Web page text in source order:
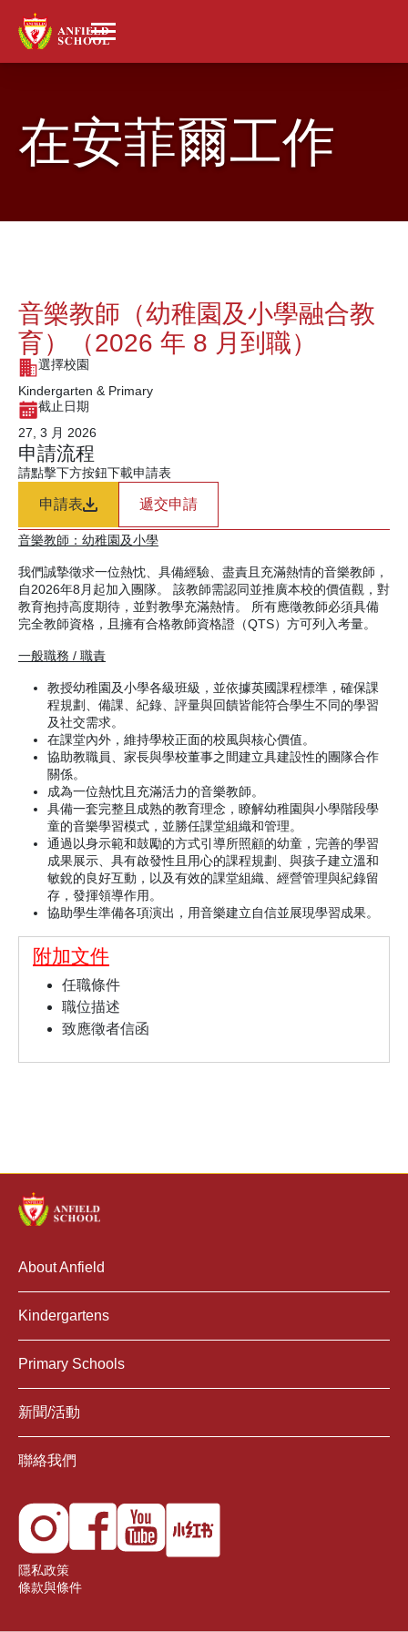
在安菲爾工作
音樂教師（幼稚園及小學融合教
育）（2026 年 8 月到職）
選擇校園
Kindergarten & Primary
截止日期
27, 3 月 2026
申請流程
請點擊下方按鈕下載申請表
申請表 遞交申請
音樂教師：幼稚園及小學
我們誠摯徵求一位熱忱、具備經驗、盡責且充滿熱情的音樂教師，
自2026年8月起加入團隊。 該教師需認同並推廣本校的價值觀，對
教育抱持高度期待，並對教學充滿熱情。 所有應徵教師必須具備
完全教師資格，且擁有合格教師資格證（QTS）方可列入考量。
一般職務 / 職責
教授幼稚園及小學各級班級，並依據英國課程標準，確保課
程規劃、備課、紀錄、評量與回饋皆能符合學生不同的學習
及社交需求。
在課堂內外，維持學校正面的校風與核心價值。
協助教職員、家長與學校董事之間建立具建設性的團隊合作
關係。
成為一位熱忱且充滿活力的音樂教師。
具備一套完整且成熟的教育理念，瞭解幼稚園與小學階段學
童的音樂學習模式，並勝任課堂組織和管理。
通過以身示範和鼓勵的方式引導所照顧的幼童，完善的學習
成果展示、具有啟發性且用心的課程規劃、與孩子建立溫和
敏銳的良好互動，以及有效的課堂組織、經營管理與紀錄留
存，發揮領導作用。
協助學生準備各項演出，用音樂建立自信並展現學習成果。
附加文件
任職條件
職位描述
致應徵者信函
About Anfield
Kindergartens
Primary Schools
新聞/活動
聯絡我們
隱私政策
條款與條件